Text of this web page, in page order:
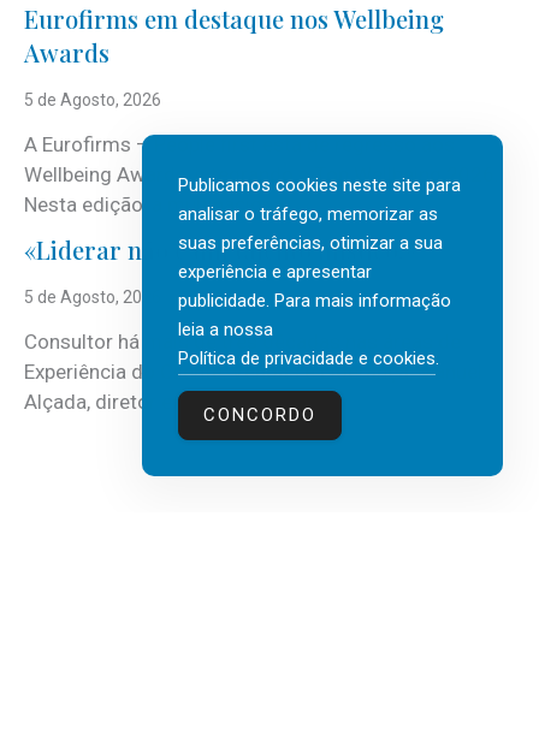
Eurofirms em destaque nos Wellbeing
Awards
5 de Agosto, 2026
A Eurofirms – People first está de regresso aos
Wellbeing Awards, integrando o Top Wellbeing 2026.
Nesta edição, a multinacional...
«Liderar não é um talento místico.»
5 de Agosto, 2026
Consultor há mais de três décadas nas áreas de
Experiência do Cliente, Vendas e Liderança, Manuel
Alçada, diretor executivo da...
Publicamos cookies neste site para
analisar o tráfego, memorizar as
suas preferências, otimizar a sua
experiência e apresentar
publicidade. Para mais informação
leia a nossa
Política de privacidade e cookies.
CONCORDO